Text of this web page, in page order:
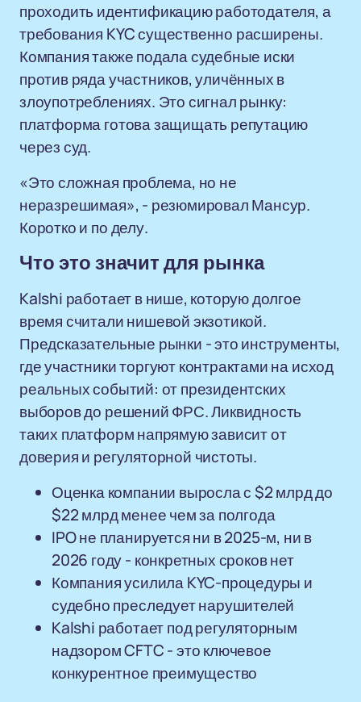
проходить идентификацию работодателя, а
требования KYC существенно расширены.
Компания также подала судебные иски
против ряда участников, уличённых в
злоупотреблениях. Это сигнал рынку:
платформа готова защищать репутацию
через суд.
«Это сложная проблема, но не
неразрешимая», - резюмировал Мансур.
Коротко и по делу.
Что это значит для рынка
Kalshi работает в нише, которую долгое
время считали нишевой экзотикой.
Предсказательные рынки - это инструменты,
где участники торгуют контрактами на исход
реальных событий: от президентских
выборов до решений ФРС. Ликвидность
таких платформ напрямую зависит от
доверия и регуляторной чистоты.
Оценка компании выросла с $2 млрд до
$22 млрд менее чем за полгода
IPO не планируется ни в 2025-м, ни в
2026 году - конкретных сроков нет
Компания усилила KYC-процедуры и
судебно преследует нарушителей
Kalshi работает под регуляторным
надзором CFTC - это ключевое
конкурентное преимущество